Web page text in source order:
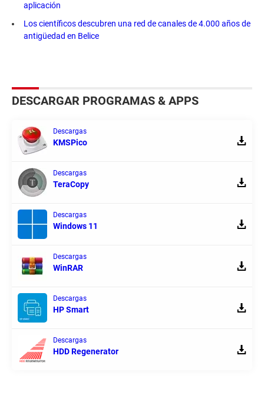
aplicación
Los científicos descubren una red de canales de 4.000 años de
antigüedad en Belice
DESCARGAR PROGRAMAS & APPS
Descargas
KMSPico
Descargas
TeraCopy
Descargas
Windows 11
Descargas
WinRAR
Descargas
HP Smart
Descargas
HDD Regenerator